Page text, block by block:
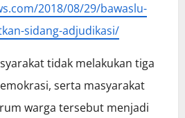
2018/08/29/bawaslu-
sidang-adjudikasi/
tidak melakukan tiga
serta masyarakat
warga tersebut menjadi